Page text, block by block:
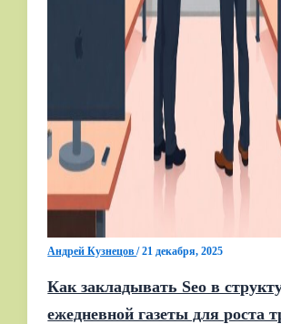
Андрей Кузнецов/21 декабря, 2025
Как закладывать Seo в
ежедневной газеты для роста